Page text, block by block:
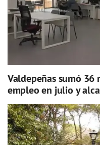
Valdepeñas sumó 36
empleo en julio y